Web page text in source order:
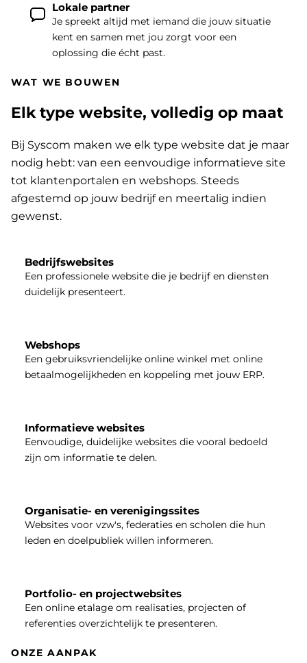
Lokale partner
Je spreekt altijd met iemand die jouw situatie
kent en samen met jou zorgt voor een
oplossing die écht past.
WAT WE BOUWEN
Elk type website, volledig op maat
Bij Syscom maken we elk type website dat je maar
nodig hebt: van een eenvoudige informatieve site
tot klantenportalen en webshops. Steeds
afgestemd op jouw bedrijf en meertalig indien
gewenst.
Bedrijfswebsites
Een professionele website die je bedrijf en diensten
duidelijk presenteert.
Webshops
Een gebruiksvriendelijke online winkel met online
betaalmogelijkheden en koppeling met jouw ERP.
Informatieve websites
Eenvoudige, duidelijke websites die vooral bedoeld
zijn om informatie te delen.
Organisatie- en verenigingssites
Websites voor vzw's, federaties en scholen die hun
leden en doelpubliek willen informeren.
Portfolio- en projectwebsites
Een online etalage om realisaties, projecten of
referenties overzichtelijk te presenteren.
ONZE AANPAK